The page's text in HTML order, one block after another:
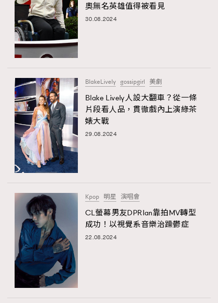
奧無名英雄值得被看見
30.08.2024
BlakeLively gossipgirl 美劇
Blake Lively人設大翻車？從一條
片段看人品，貫徹戲內上演綠茶
婊大戰
29.08.2024
Kpop 明星 演唱會
CL螢幕男友DPRIan靠拍MV轉型
成功！以視覺系音樂治躁鬱症
22.08.2024